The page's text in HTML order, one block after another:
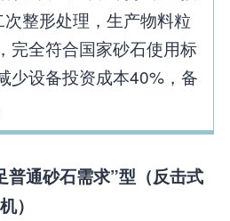
次整形处理，生产物料粒
完全符合国家砂石使用标
少设备投资成本40%，备
普通砂石需求”型（反击式
）